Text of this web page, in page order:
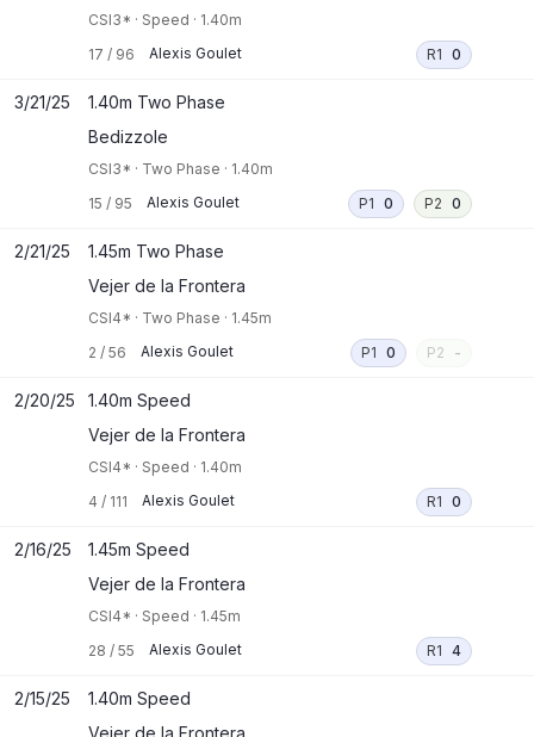
CSI3* · Speed · 1.40m
17 / 96 Alexis Goulet R1 0
3/21/25
1.40m Two Phase
Bedizzole
CSI3* · Two Phase · 1.40m
15 / 95 Alexis Goulet P1 0 P2 0
2/21/25
1.45m Two Phase
Vejer de la Frontera
CSI4* · Two Phase · 1.45m
2 / 56 Alexis Goulet P1 0 P2 -
2/20/25
1.40m Speed
Vejer de la Frontera
CSI4* · Speed · 1.40m
4 / 111 Alexis Goulet R1 0
2/16/25
1.45m Speed
Vejer de la Frontera
CSI4* · Speed · 1.45m
28 / 55 Alexis Goulet R1 4
2/15/25
1.40m Speed